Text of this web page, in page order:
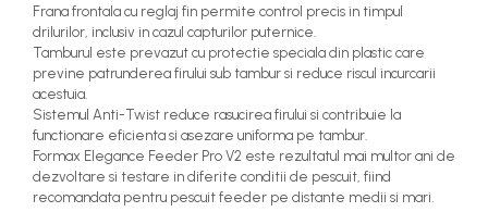
Frana frontala cu reglaj fin permite control precis in timpul
drilurilor, inclusiv in cazul capturilor puternice.
Tamburul este prevazut cu protectie speciala din plastic care
previne patrunderea firului sub tambur si reduce riscul incurcarii
acestuia.
Sistemul Anti-Twist reduce rasucirea firului si contribuie la
functionare eficienta si asezare uniforma pe tambur.
Formax Elegance Feeder Pro V2 este rezultatul mai multor ani de
dezvoltare si testare in diferite conditii de pescuit, fiind
recomandata pentru pescuit feeder pe distante medii si mari.